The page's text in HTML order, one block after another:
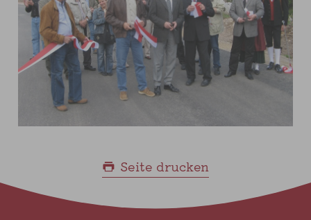
Seite drucken